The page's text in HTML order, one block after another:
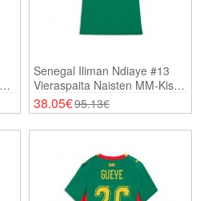
Senegal Iliman Ndiaye #13
Vieraspaita Naisten MM-Kisat
2026 Lyhythihainen
38.05€95.13€